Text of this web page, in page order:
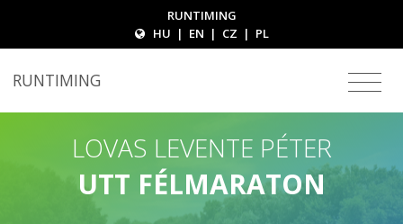
RUNTIMING
HU | EN | CZ | PL
RUNTIMING
LOVAS LEVENTE PÉTER
UTT FÉLMARATON